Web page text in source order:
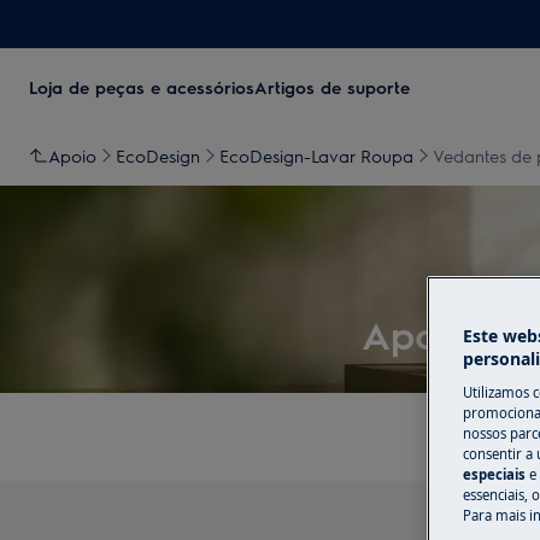
Loja de peças e acessóriosArtigos de suporte
Apoio EcoDesign EcoDesign-Lavar Roupa Vedantes de
Apoio a
Este
Utilizamos
nossos
consentir a
especiais e
essenciais,
Para mais